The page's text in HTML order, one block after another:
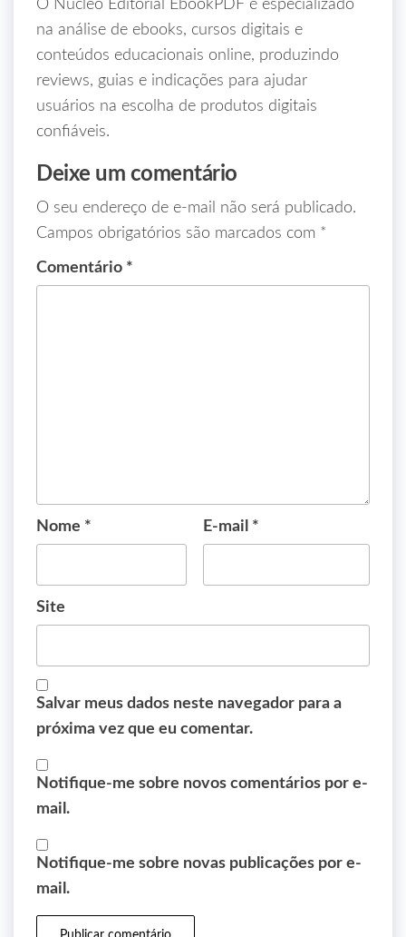
O Núcleo Editorial EbookPDF é especializado
na análise de ebooks, cursos digitais e
conteúdos educacionais online, produzindo
reviews, guias e indicações para ajudar
usuários na escolha de produtos digitais
confiáveis.
Deixe um comentário
O seu endereço de e-mail não será publicado.
Campos obrigatórios são marcados com *
Comentário *
Nome * E-mail *
Site
Salvar meus dados neste navegador para a
próxima vez que eu comentar.
Notifique-me sobre novos comentários por e-
mail.
Notifique-me sobre novas publicações por e-
mail.